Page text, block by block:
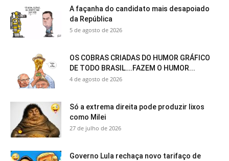
A façanha do candidato mais desapoiado
da República
5 de agosto de 2026
OS COBRAS CRIADAS DO HUMOR GRÁFICO
DE TODO BRASIL….FAZEM O HUMOR...
4 de agosto de 2026
Só a extrema direita pode produzir lixos
como Milei
27 de julho de 2026
Governo Lula rechaça novo tarifaço de